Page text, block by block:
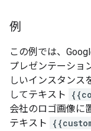
例
この例では、
プレゼンテーショ
しいインスタンス
してテキスト
会社のロゴ画像に
テキスト